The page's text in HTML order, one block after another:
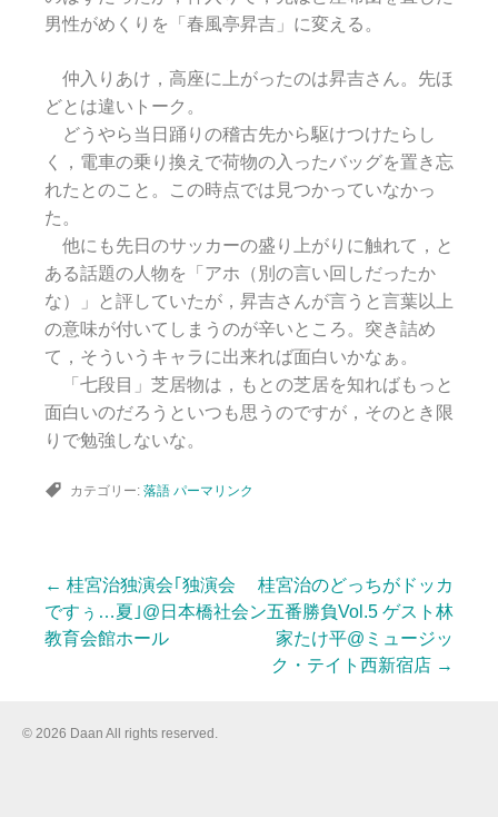
男性がめくりを「春風亭昇吉」に変える。
仲入りあけ，高座に上がったのは昇吉さん。先ほ
どとは違いトーク。
どうやら当日踊りの稽古先から駆けつけたらし
く，電車の乗り換えで荷物の入ったバッグを置き忘
れたとのこと。この時点では見つかっていなかっ
た。
他にも先日のサッカーの盛り上がりに触れて，と
ある話題の人物を「アホ（別の言い回しだったか
な）」と評していたが，昇吉さんが言うと言葉以上
の意味が付いてしまうのが辛いところ。突き詰め
て，そういうキャラに出来れば面白いかなぁ。
「七段目」芝居物は，もとの芝居を知ればもっと
面白いのだろうといつも思うのですが，そのとき限
りで勉強しないな。
カテゴリー: 落語 パーマリンク
投
← 桂宮治独演会｢独演会
ですぅ…夏｣@日本橋社会
教育会館ホール
桂宮治のどっちがドッカ
ン五番勝負Vol.5 ゲスト林
家たけ平@ミュージッ
ク・テイト西新宿店 →
© 2026 Daan All rights reserved.